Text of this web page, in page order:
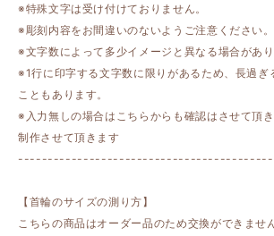
※特殊文字は受け付けておりません。
※彫刻内容をお間違いのないようご注意ください。
※文字数によって多少イメージと異なる場合があり
※1行に印字する文字数に限りがあるため、長過ぎ
こともあります。
※入力無しの場合はこちらからも確認はさせて頂
制作させて頂きます
【首輪のサイズの測り方】
こちらの商品はオーダー品のため交換ができませ